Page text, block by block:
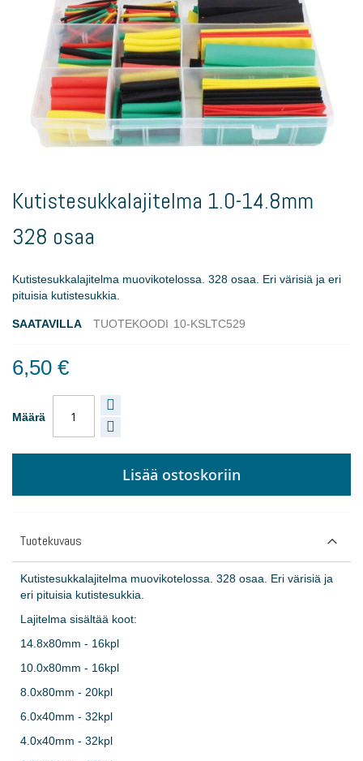
the
of
the
gallery
Kutistesukkalajitelma 1.0-14.8mm
328 osaa
Kutistesukkalajitelma muovikotelossa. 328 osaa. Eri värisiä ja eri
pituisia kutistesukkia.
SAATAVILLA TUOTEKOODI 10-KSLTC529
6,50 €
Määrä
Lisää ostoskoriin
Tuotekuvaus
Kutistesukkalajitelma muovikotelossa. 328 osaa. Eri värisiä ja
eri pituisia kutistesukkia.
Lajitelma sisältää koot:
14.8x80mm - 16kpl
10.0x80mm - 16kpl
8.0x80mm - 20kpl
6.0x40mm - 32kpl
4.0x40mm - 32kpl